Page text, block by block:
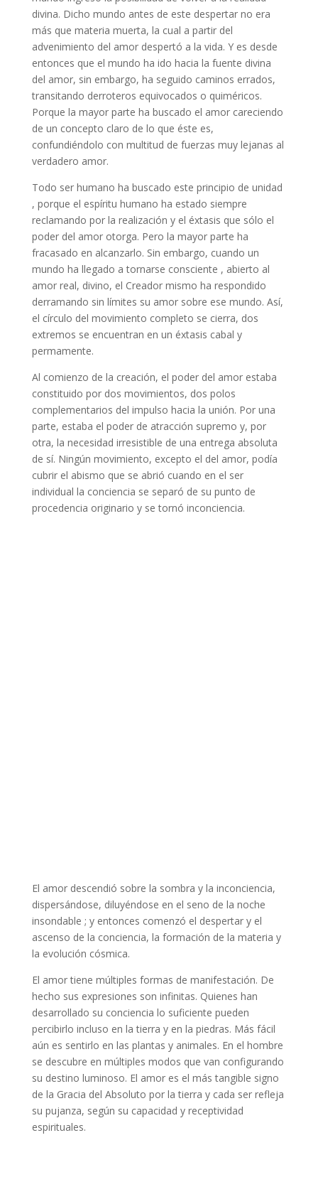
divina. Dicho mundo antes de este despertar no era
más que materia muerta, la cual a partir del
advenimiento del amor despertó a la vida. Y es desde
entonces que el mundo ha ido hacia la fuente divina
del amor, sin embargo, ha seguido caminos errados,
transitando derroteros equivocados o quiméricos.
Porque la mayor parte ha buscado el amor careciendo
de un concepto claro de lo que éste es,
confundiéndolo con multitud de fuerzas muy lejanas al
verdadero amor.
Todo ser humano ha buscado este principio de unidad
, porque el espíritu humano ha estado siempre
reclamando por la realización y el éxtasis que sólo el
poder del amor otorga. Pero la mayor parte ha
fracasado en alcanzarlo. Sin embargo, cuando un
mundo ha llegado a tornarse consciente , abierto al
amor real, divino, el Creador mismo ha respondido
derramando sin límites su amor sobre ese mundo. Así,
el círculo del movimiento completo se cierra, dos
extremos se encuentran en un éxtasis cabal y
permamente.
Al comienzo de la creación, el poder del amor estaba
constituido por dos movimientos, dos polos
complementarios del impulso hacia la unión. Por una
parte, estaba el poder de atracción supremo y, por
otra, la necesidad irresistible de una entrega absoluta
de sí. Ningún movimiento, excepto el del amor, podía
cubrir el abismo que se abrió cuando en el ser
individual la conciencia se separó de su punto de
procedencia originario y se tornó inconciencia.
El amor descendió sobre la sombra y la inconciencia,
dispersándose, diluyéndose en el seno de la noche
insondable ; y entonces comenzó el despertar y el
ascenso de la conciencia, la formación de la materia y
la evolución cósmica.
El amor tiene múltiples formas de manifestación. De
hecho sus expresiones son infinitas. Quienes han
desarrollado su conciencia lo suficiente pueden
percibirlo incluso en la tierra y en la piedras. Más fácil
aún es sentirlo en las plantas y animales. En el hombre
se descubre en múltiples modos que van configurando
su destino luminoso. El amor es el más tangible signo
de la Gracia del Absoluto por la tierra y cada ser refleja
su pujanza, según su capacidad y receptividad
espirituales.